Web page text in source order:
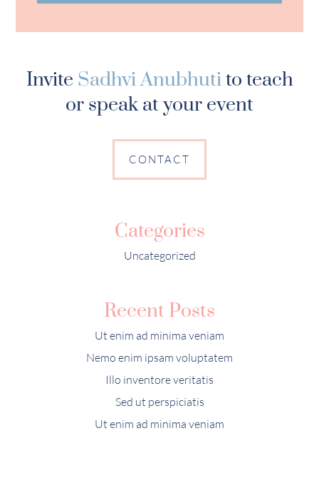
Invite Sadhvi Anubhutito teach
or speak at your event
CONTACT
Categories
Uncategorized
Recent Posts
Ut enim ad minima veniam
Nemo enim ipsam voluptatem
Illo inventore veritatis
Sed ut perspiciatis
Ut enim ad minima veniam